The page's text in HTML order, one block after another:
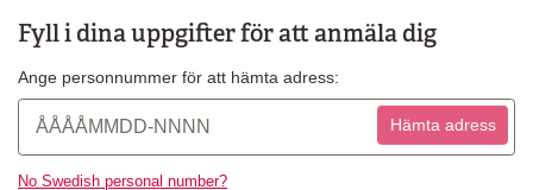
Fyll i dina uppgifter för att anmäla dig
Ange personnummer för att hämta adress:
Hämta adress
No Swedish personal number?